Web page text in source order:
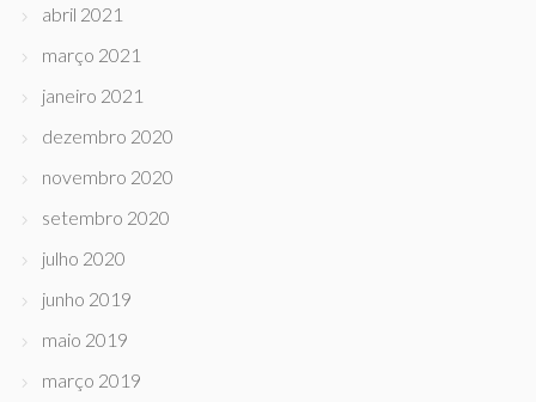
abril 2021
março 2021
janeiro 2021
dezembro 2020
novembro 2020
setembro 2020
julho 2020
junho 2019
maio 2019
março 2019